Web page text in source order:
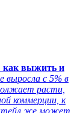
как выжить и
выросла с 5% в
расти,
коммерции, к
же может